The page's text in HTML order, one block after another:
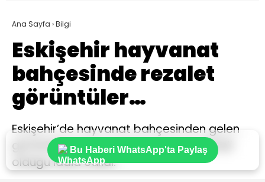
Ana Sayfa ›Bilgi
Eskişehir hayvanat
bahçesinde rezalet
görüntüler…
Eskişehir’de hayvanat bahçesinden gelen
görüntülerde hayvanların zayıf ve stresli
olduğu iddia edildi.
Bu Haberi WhatsApp'ta Paylaş